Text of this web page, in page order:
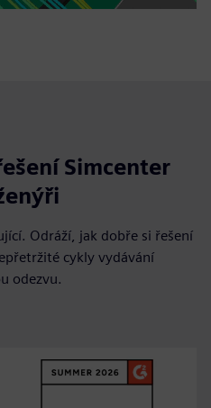
Simcenter
Odráží, jak dobře si řešení
cykly vydávání
odezvu.